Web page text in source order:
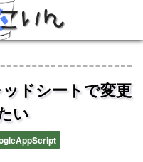
ドシートで変更
い
いん